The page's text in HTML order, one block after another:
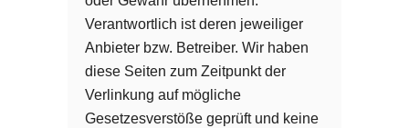
Verantwortlich ist deren jeweiliger
Anbieter bzw. Betreiber. Wir haben
diese Seiten zum Zeitpunkt der
Verlinkung auf mögliche
Gesetzesverstöße geprüft und keine